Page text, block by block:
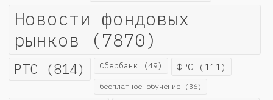
Новости фондовых
рынков (7870)
РТС (814) Сбербанк (49) ФРС (111)
бесплатное обучение (36)